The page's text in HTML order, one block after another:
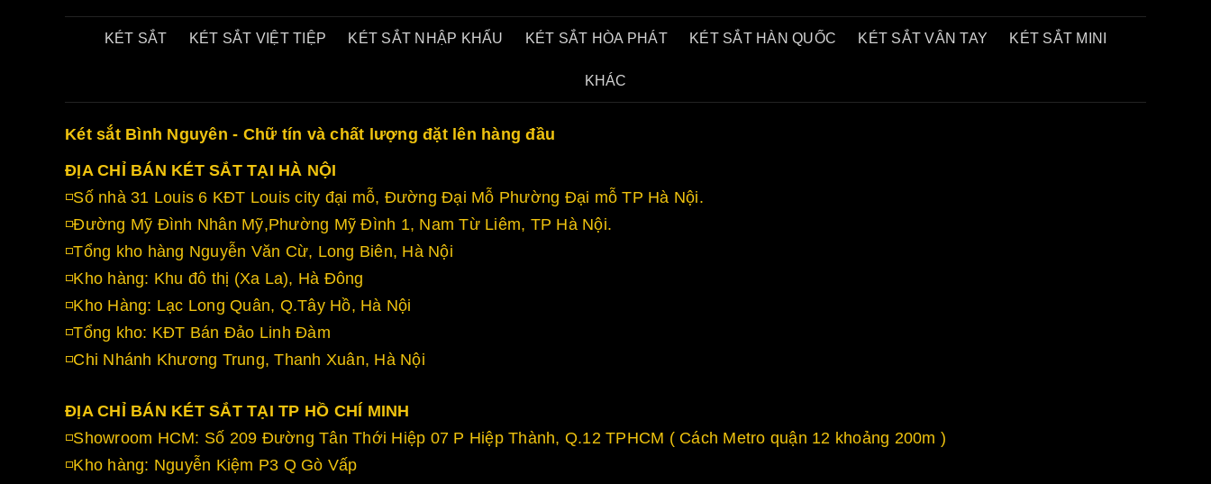
KÉT SẮT KÉT SẮT VIỆT TIỆP KÉT SẮT NHẬP KHẨU KÉT SẮT HÒA PHÁT KÉT SẮT HÀN QUỐC KÉT SẮT VÂN TAY KÉT SẮT MINI
KHÁC
Két sắt Bình Nguyên - Chữ tín và chất lượng đặt lên hàng đầu
ĐỊA CHỈ BÁN KÉT SẮT TẠI HÀ NỘI
◽Số nhà 31 Louis 6 KĐT Louis city đại mỗ, Đường Đại Mỗ Phường Đại mỗ TP Hà Nội.
◽Đường Mỹ Đình Nhân Mỹ,Phường Mỹ Đình 1, Nam Từ Liêm, TP Hà Nội.
◽Tổng kho hàng Nguyễn Văn Cừ, Long Biên, Hà Nội
◽Kho hàng: Khu đô thị (Xa La), Hà Đông
◽Kho Hàng: Lạc Long Quân, Q.Tây Hồ, Hà Nội
◽Tổng kho: KĐT Bán Đảo Linh Đàm
◽Chi Nhánh Khương Trung, Thanh Xuân, Hà Nội
ĐỊA CHỈ BÁN KÉT SẮT TẠI TP HỒ CHÍ MINH
◽Showroom HCM: Số 209 Đường Tân Thới Hiệp 07 P Hiệp Thành, Q.12 TPHCM ( Cách Metro quận 12 khoảng 200m )
◽Kho hàng: Nguyễn Kiệm P3 Q Gò Vấp